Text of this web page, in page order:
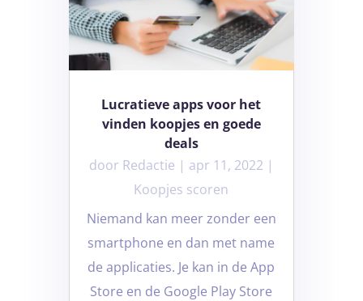
Lucratieve apps voor het
vinden koopjes en goede
deals
door Redactie | apr 11, 2022 |
Koopjes scoren
Niemand kan meer zonder een
smartphone en dan met name
de applicaties. Je kan in de App
Store en de Google Play Store